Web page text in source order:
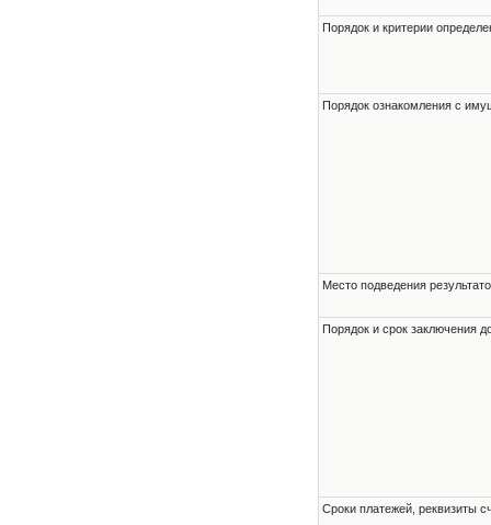
Порядок и критерии
Порядок ознакомления с
Место подведения
Порядок и срок заключения
Сроки платежей, реквизиты